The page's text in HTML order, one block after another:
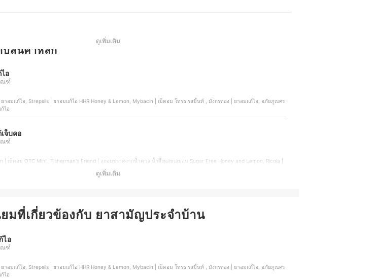
ดูเพิ่มเติม
สินค้าหลัก
อ
ณฑ์
ก้ไอ, Strepsils | ยาอมแก้ไอ HHR Honey & Lemon, Mybacin | เม็ดอม โทรธ รสมิ้นท์ , มังกรทอง | ยาอมแก้ไอ, อภัยภูเบศร
ก้ไอ
จ็บคอ
ณฑ์
| เม็ดอม OTC Mint, Fisherman's Friend | ลูกอมปราศจากน้ำตาล น้ำผึ้งผสมเลมอน Sugar Free Honey and Lemon, Ricola |
นไพร ปราศจากน้ำตาล รส Lemon Mint, UECOF | ลูกอมผสมสมุนไพร มะขามป้อม, โบตัน | เม็ดอมสมุนไพรแบบตลับ
ดูเพิ่มเติม
มที่เกี่ยวข้องกับ ยาสามัญประจำบ้าน
ไอ
ณฑ์
ก้ไอ, Strepsils | ยาอมแก้ไอ HHR Honey & Lemon, Mybacin | เม็ดอม โทรธ รสมิ้นท์ , มังกรทอง | ยาอมแก้ไอ, อภัยภูเบศร
ก้ไอ